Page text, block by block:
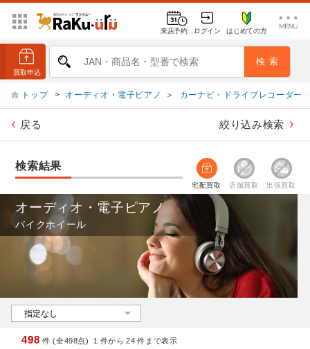
来店予約 ログイン はじめての方
トップ > オーディオ・電子ピアノ ＞ カーナビ・ドライブレコーダー
戻る 絞り込み検索
検索結果
宅配買取 店舗買取 出張買取
オーディオ・電子ピアノ
バイクホイール
498 件 (全498点) 1 件から 24 件まで表示